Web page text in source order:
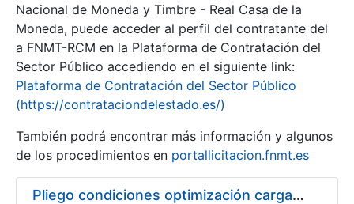
Nacional de Moneda y Timbre - Real Casa de la
Moneda, puede acceder al perfil del contratante del
a FNMT-RCM en la Plataforma de Contratación del
Sector Público accediendo en el siguiente link:
Plataforma de Contratación del Sector Público
(https://contrataciondelestado.es/)
También podrá encontrar más información y algunos
de los procedimientos en portallicitacion.fnmt.es
Pliego condiciones optimización cargas compras firmado